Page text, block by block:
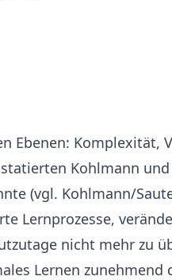
Ebenen: Komplexität,
Kohlmann
(vgl. Kohlmann/
Lernprozesse,
nicht mehr zu
Lernen zunehmend